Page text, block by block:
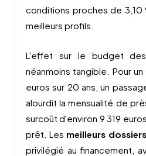
conditions proches de 3,10
meilleurs profils.
L'effet sur le budget
néanmoins tangible. Pour
euros sur 20 ans, un
alourdit la mensualité de
surcoût d'environ 9 319
prêt. Les meilleurs dossiers
privilégié au financement,